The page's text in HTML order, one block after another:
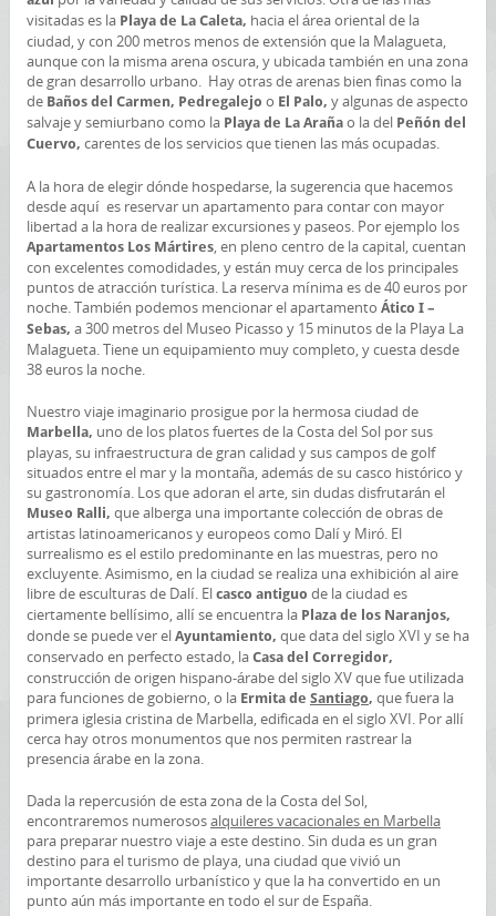
visitadas es la Playa de La Caleta, hacia el área oriental de la
ciudad, y con 200 metros menos de extensión que la Malagueta,
aunque con la misma arena oscura, y ubicada también en una zona
de gran desarrollo urbano. Hay otras de arenas bien finas como la
de Baños del Carmen, Pedregalejo o El Palo, y algunas de aspecto
salvaje y semiurbano como la Playa de La Araña o la del Peñón del
Cuervo, carentes de los servicios que tienen las más ocupadas.
A la hora de elegir dónde hospedarse, la sugerencia que hacemos
desde aquí es reservar un apartamento para contar con mayor
libertad a la hora de realizar excursiones y paseos. Por ejemplo los
Apartamentos Los Mártires, en pleno centro de la capital, cuentan
con excelentes comodidades, y están muy cerca de los principales
puntos de atracción turística. La reserva mínima es de 40 euros por
noche. También podemos mencionar el apartamento Ático I –
Sebas, a 300 metros del Museo Picasso y 15 minutos de la Playa La
Malagueta. Tiene un equipamiento muy completo, y cuesta desde
38 euros la noche.
Nuestro viaje imaginario prosigue por la hermosa ciudad de
Marbella, uno de los platos fuertes de la Costa del Sol por sus
playas, su infraestructura de gran calidad y sus campos de golf
situados entre el mar y la montaña, además de su casco histórico y
su gastronomía. Los que adoran el arte, sin dudas disfrutarán el
Museo Ralli, que alberga una importante colección de obras de
artistas latinoamericanos y europeos como Dalí y Miró. El
surrealismo es el estilo predominante en las muestras, pero no
excluyente. Asimismo, en la ciudad se realiza una exhibición al aire
libre de esculturas de Dalí. El casco antiguo de la ciudad es
ciertamente bellísimo, allí se encuentra la Plaza de los Naranjos,
donde se puede ver el Ayuntamiento, que data del siglo XVI y se ha
conservado en perfecto estado, la Casa del Corregidor,
construcción de origen hispano-árabe del siglo XV que fue utilizada
para funciones de gobierno, o la Ermita de Santiago, que fuera la
primera iglesia cristina de Marbella, edificada en el siglo XVI. Por allí
cerca hay otros monumentos que nos permiten rastrear la
presencia árabe en la zona.
Dada la repercusión de esta zona de la Costa del Sol,
encontraremos numerososalquileres vacacionales en Marbella
para preparar nuestro viaje a este destino. Sin duda es un gran
destino para el turismo de playa, una ciudad que vivió un
importante desarrollo urbanístico y que la ha convertido en un
punto aún más importante en todo el sur de España.